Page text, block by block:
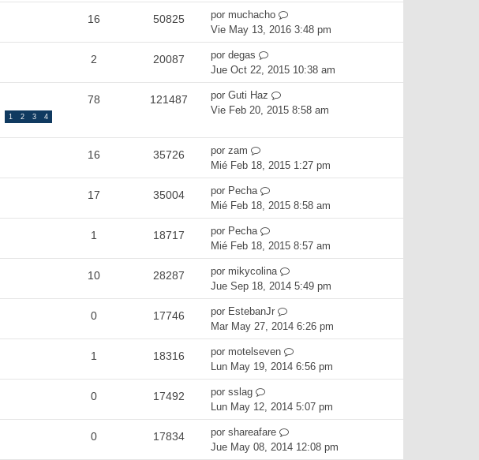
16 50825 por muchacho
Vie May 13, 2016 3:48 pm
2 20087 por degas
Jue Oct 22, 2015 10:38 am
1 2 3 4
78 121487 por Guti Haz
Vie Feb 20, 2015 8:58 am
16 35726 por zam
Mié Feb 18, 2015 1:27 pm
17 35004 por Pecha
Mié Feb 18, 2015 8:58 am
1 18717 por Pecha
Mié Feb 18, 2015 8:57 am
10 28287 por mikycolina
Jue Sep 18, 2014 5:49 pm
0 17746 por EstebanJr
Mar May 27, 2014 6:26 pm
1 18316 por motelseven
Lun May 19, 2014 6:56 pm
0 17492 por sslag
Lun May 12, 2014 5:07 pm
0 17834 por shareafare
Jue May 08, 2014 12:08 pm